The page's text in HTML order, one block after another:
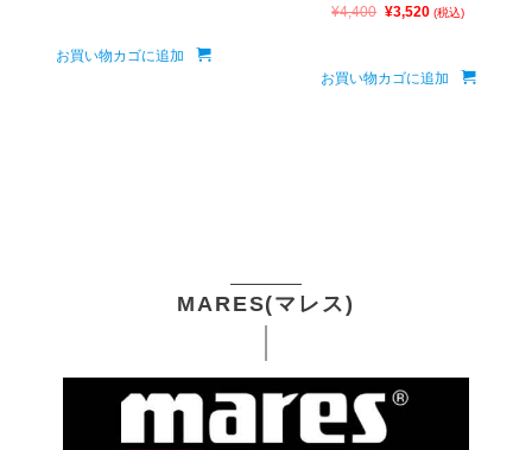
お買い物カゴに追加
¥4,400 ¥3,520 (税込)
お買い物カゴに追加
MARES(マレス)